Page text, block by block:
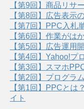
【第9回】商品リサ
【第8回】広告表示
【第7回】PPC入札
【第6回】作業がは
【第5回】広告運用
【第4回】Yahoo!プ
【第3回】スマホ
【第2回】プログラ
【第1回】PPCとは
イト